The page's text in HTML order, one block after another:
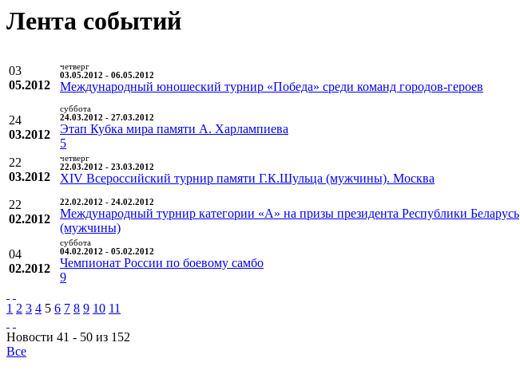
Лента событий
03
05.2012
четверг
03.05.2012 - 06.05.2012
Международный юношеский турнир «Победа» среди команд городов-героев
24
03.2012
суббота
24.03.2012 - 27.03.2012
Этап Кубка мира памяти А. Харлампиева
5
22
03.2012
четверг
22.03.2012 - 23.03.2012
XIV Всероссийский турнир памяти Г.К.Шульца (мужчины). Москва
22
02.2012
22.02.2012 - 24.02.2012
Международный турнир категории «А» на призы президента Республики Беларусь
(мужчины)
04
02.2012
суббота
04.02.2012 - 05.02.2012
Чемпионат России по боевому самбо
9
1 2 3 4 5 6 7 8 9 10 11
Новости 41 - 50 из 152
Все